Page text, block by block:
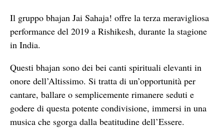
Il gruppo bhajan Jai Sahaja! offre la terza meravigliosa
performance del 2019 a Rishikesh, durante la stagione
in India.
Questi bhajan sono dei bei canti spirituali elevanti in
onore dell’Altissimo. Si tratta di un’opportunità per
cantare, ballare o semplicemente rimanere seduti e
godere di questa potente condivisione, immersi in una
musica che sgorga dalla beatitudine dell’Essere.